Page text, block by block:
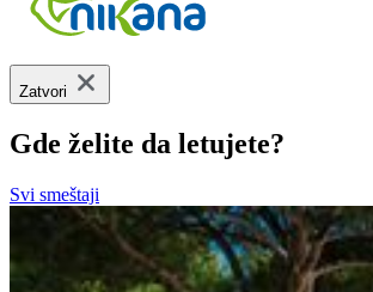
Zatvori
Gde želite da letujete?
Svi smeštaji